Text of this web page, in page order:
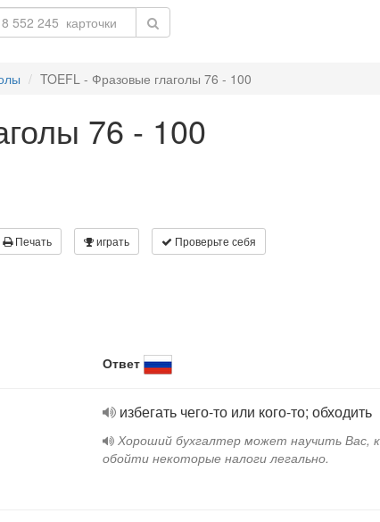
TOEFL - Фразовые глаголы 76 - 100
76 - 100
Печать играть Проверьте себя
Ответ
избегать чего-то или кого-то; обходить
Хороший бухгалтер может научить Вас,
обойти некоторые налоги легально.